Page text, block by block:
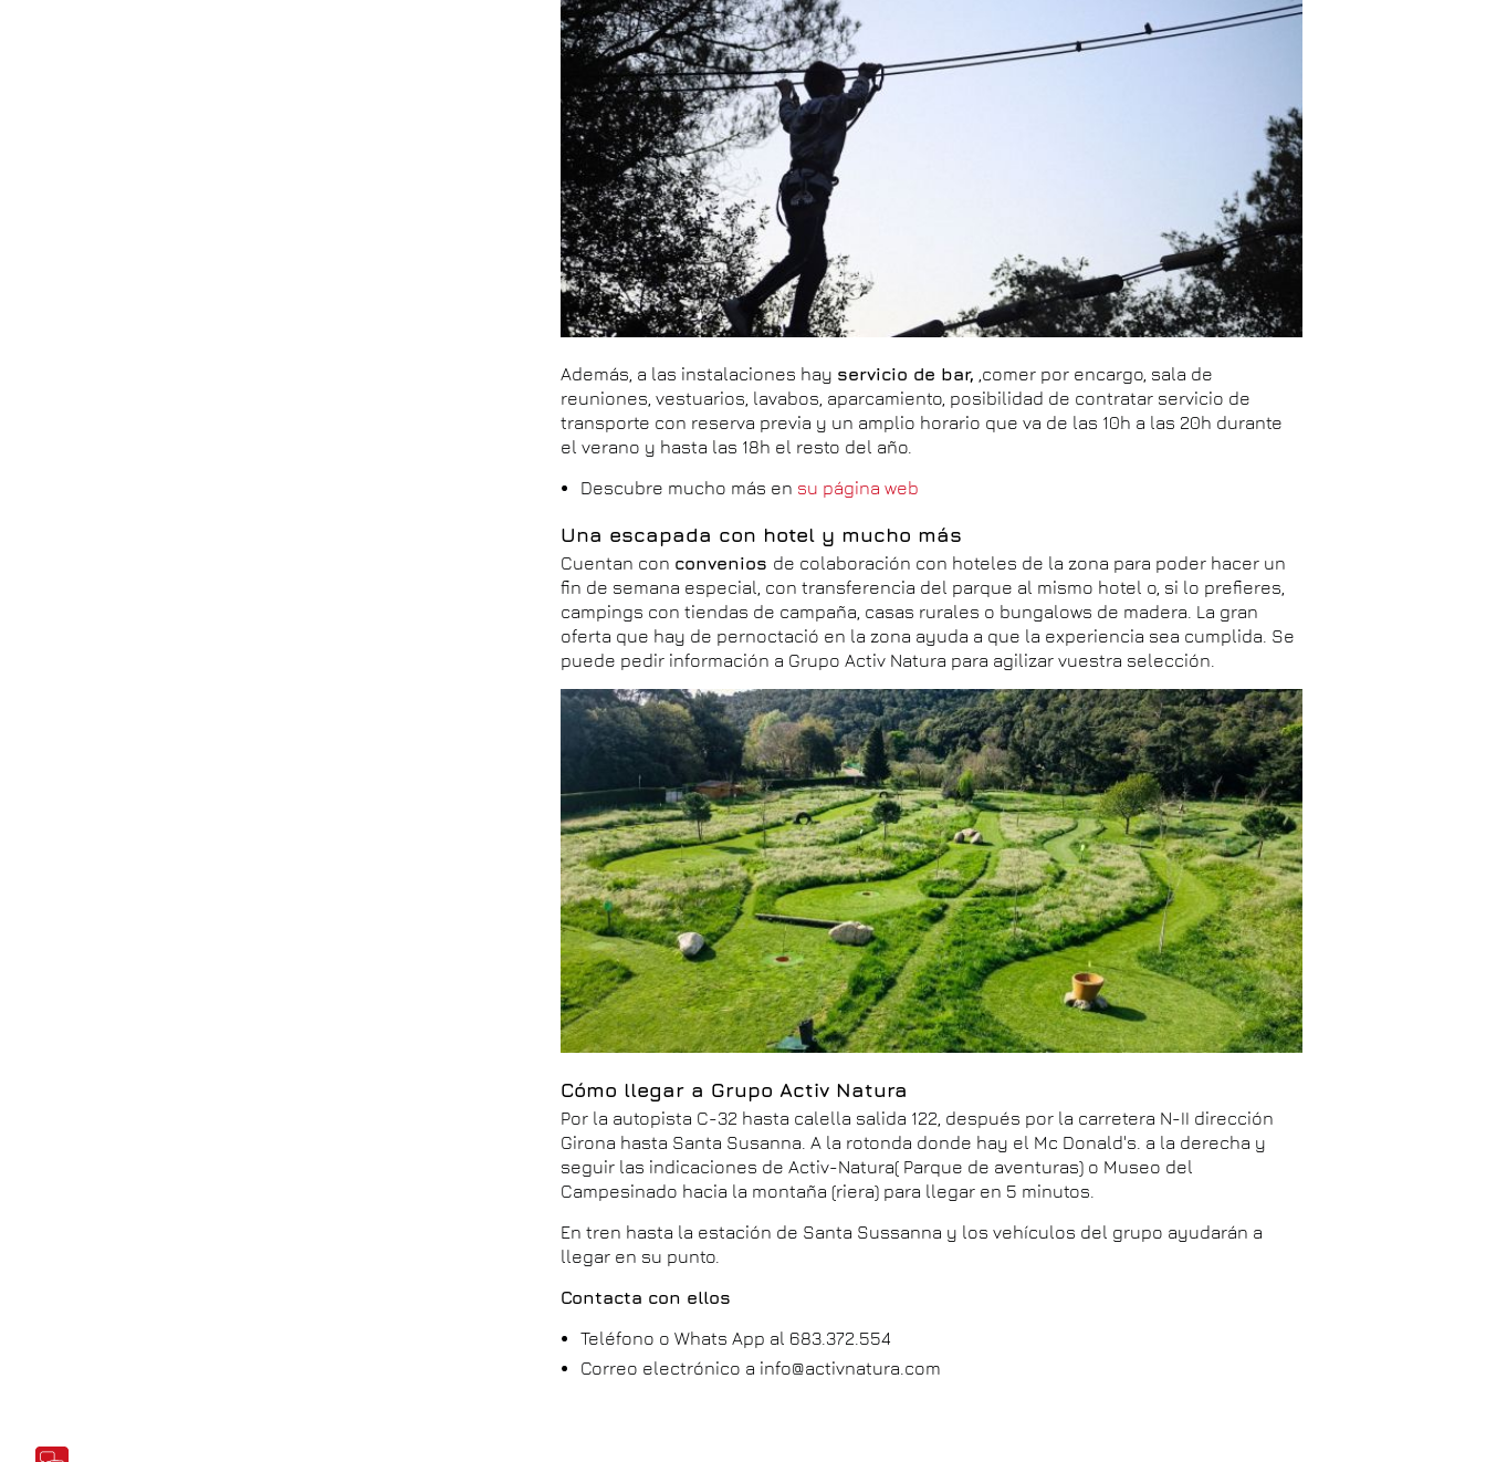
Además, a las instalaciones hay servicio de bar, ,comer por encargo, sala de
reuniones, vestuarios, lavabos, aparcamiento, posibilidad de contratar servicio de
transporte con reserva previa y un amplio horario que va de las 10h a las 20h durante
el verano y hasta las 18h el resto del año.
Descubre mucho más en su página web
Una escapada con hotel y mucho más
Cuentan con convenios de colaboración con hoteles de la zona para poder hacer un
fin de semana especial, con transferencia del parque al mismo hotel o, si lo prefieres,
campings con tiendas de campaña, casas rurales o bungalows de madera. La gran
oferta que hay de pernoctació en la zona ayuda a que la experiencia sea cumplida. Se
puede pedir información a Grupo Activ Natura para agilizar vuestra selección.
Cómo llegar a Grupo Activ Natura
Por la autopista C-32 hasta calella salida 122, después por la carretera N-II dirección
Girona hasta Santa Susanna. A la rotonda donde hay el Mc Donald's. a la derecha y
seguir las indicaciones de Activ-Natura( Parque de aventuras) o Museo del
Campesinado hacia la montaña (riera) para llegar en 5 minutos.
En tren hasta la estación de Santa Sussanna y los vehículos del grupo ayudarán a
llegar en su punto.
Contacta con ellos
Teléfono o Whats App al 683.372.554
Correo electrónico a info@activnatura.com